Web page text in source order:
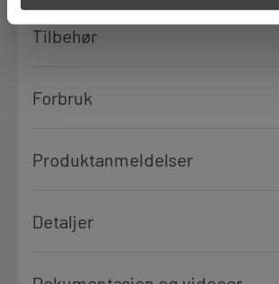
Tilbehør
Forbruk
Produktanmeldelser
Detaljer